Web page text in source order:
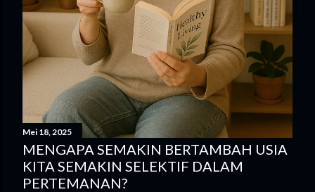
Mei 18, 2025
MENGAPA SEMAKIN BERTAMBAH USIA
KITA SEMAKIN SELEKTIF DALAM
PERTEMANAN?